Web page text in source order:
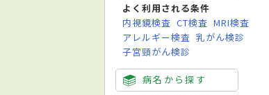
よく利用される条件
内視鏡検査 CT検査 MRI検査
アレルギー検査 乳がん検診
子宮頸がん検診
病名から探す